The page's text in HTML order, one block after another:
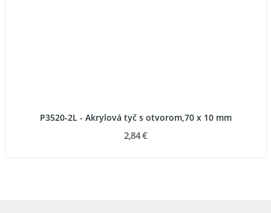
P3520-2L - Akrylová tyč s otvorom,70 x 10 mm
2,84 €